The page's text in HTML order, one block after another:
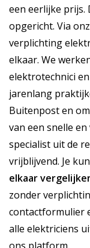
een eerlijke prijs.
opgericht. Via
verplichting
elkaar. We
elektrotechnici
jarenlang
Buitenpost en
van een snelle
specialist uit de
vrijblijvend. Je
elkaar
zonder
contactformulier
alle elektriciens